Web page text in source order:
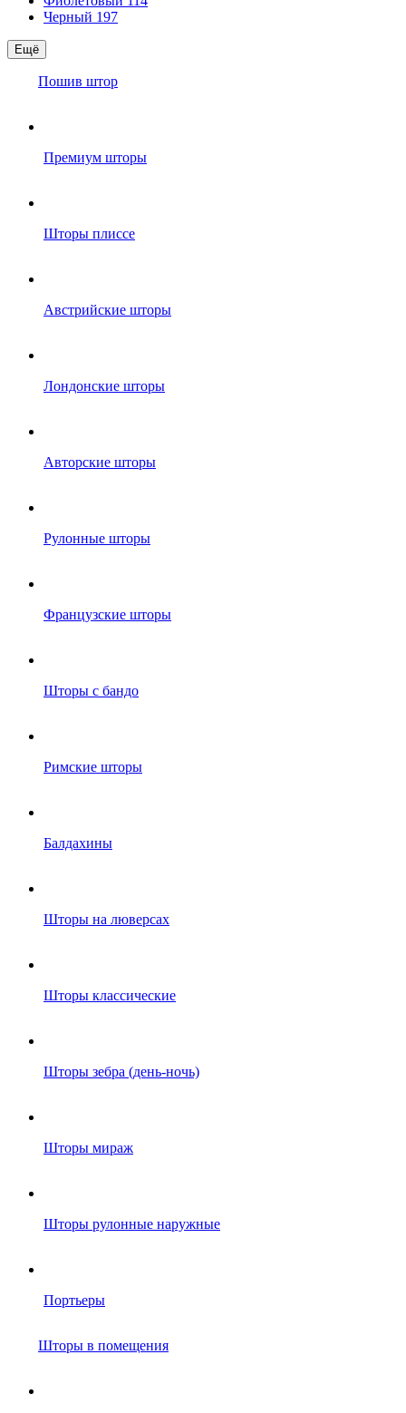
Черный 197
Ещё
Пошив штор
Премиум шторы
Шторы плиссе
Австрийские шторы
Лондонские шторы
Авторские шторы
Рулонные шторы
Французские шторы
Шторы с бандо
Римские шторы
Балдахины
Шторы на люверсах
Шторы классические
Шторы зебра (день-ночь)
Шторы мираж
Шторы рулонные наружные
Портьеры
Шторы в помещения